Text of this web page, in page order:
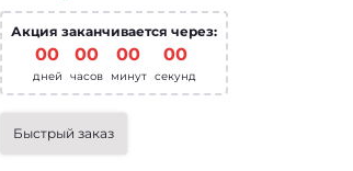
Акция заканчивается через:
00
дней
00
часов
00
минут
00
секунд
Быстрый заказ